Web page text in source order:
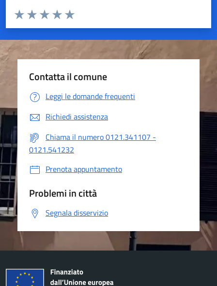
Valuta da 1 a 5 stelle la pagina
Valuta 5 stelle su 5
Valuta 4 stelle su 5
Valuta 3 stelle su 5
Valuta 2 stelle su 5
Valuta 1 stelle su 5
Contatta il comune
Leggi le domande frequenti
Richiedi assistenza
Chiama il numero 0121.341107 -
0121.541232
Prenota appuntamento
Problemi in città
Segnala disservizio